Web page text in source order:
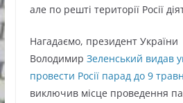
але по решті території Росії
Нагадаємо, президент України
Володимир Зеленський видав
провести Росії парад до 9
виключив місце проведення